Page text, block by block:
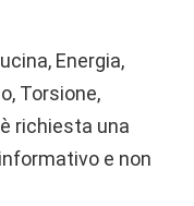
Energia,
Torsione,
richiesta una
e non